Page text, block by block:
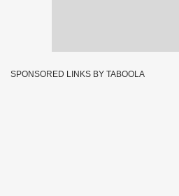
SPONSORED LINKS BY TABOOLA